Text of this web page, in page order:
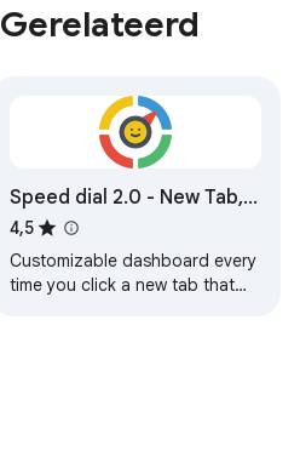
Gerelateerd
Speed dial 2.0 - New Tab,
Bookmarks, History
4,5
Customizable dashboard every
time you click a new tab that